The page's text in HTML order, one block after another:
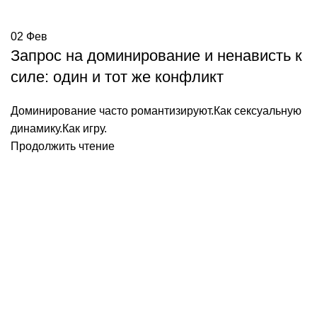
02 Фев
Запрос на доминирование и ненависть к
силе: один и тот же конфликт
Доминирование часто романтизируют.Как сексуальную
динамику.Как игру.
Продолжить чтение